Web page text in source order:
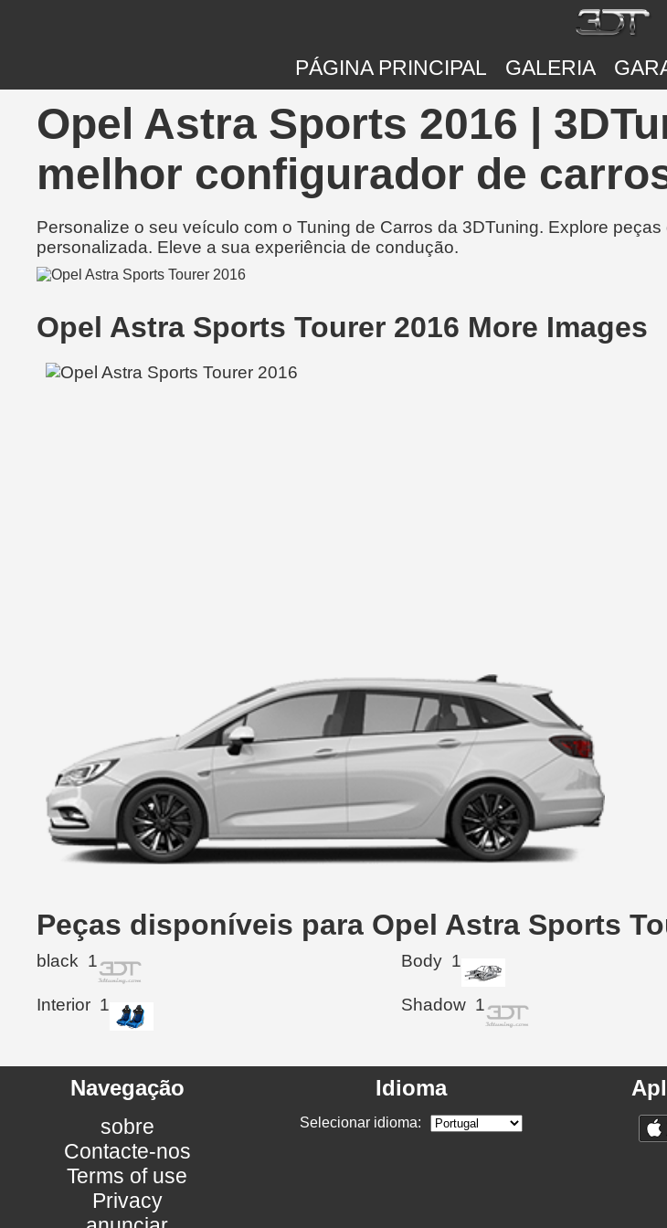
PÁGINA PRINCIPAL GALERIA
Opel Astra Sports 2016 |
melhor configurador de
Personalize o seu veículo com o Tuning de Carros da 3DTuning. Explore
personalizada. Eleve a sua experiência de condução.
Opel Astra Sports Tourer 2016 More Images
Peças disponíveis para Opel Astra Sports
black 1 Body 1
Interior 1 Shadow 1
Navegação
sobre
Contacte-nos
Terms of use
Privacy
Idioma
Selecionar idioma: